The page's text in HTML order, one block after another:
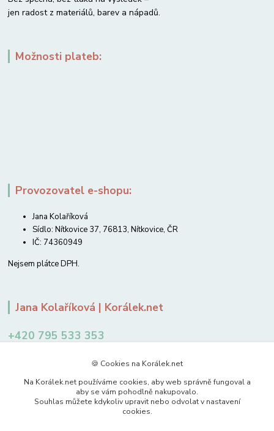
jen radost z materiálů, barev a nápadů.
Možnosti plateb:
Provozovatel e-shopu:
Jana Kolaříková
Sídlo: Nítkovice 37, 76813, Nítkovice, ČR
IČ: 74360949
Nejsem plátce DPH.
Jana Kolaříková | Korálek.net
+420 795 533 353
🍪 Cookies na Korálek.net
Na Korálek.net používáme cookies, aby web správně fungoval a
aby se vám pohodlně nakupovalo.
Souhlas můžete kdykoliv upravit nebo odvolat v nastavení
cookies.